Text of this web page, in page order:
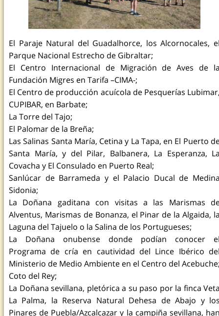
El Paraje Natural del Guadalhorce, los Alcornocales,
Parque Nacional Estrecho de Gibraltar;
El Centro Internacional de Migración de Aves de
Fundación Migres en Tarifa –CIMA-;
El Centro de producción acuícola de Pesquerías
CUPIBAR, en Barbate;
La Torre del Tajo;
El Palomar de la Breña;
Las Salinas Santa María, Cetina y La Tapa, en El Puerto
Santa María, y del Pilar, Balbanera, La Esperanza,
Covacha y El Consulado en Puerto Real;
Sanlúcar de Barrameda y el Palacio Ducal de
Sidonia;
La Doñana gaditana con visitas a las Marismas
Alventus, Marismas de Bonanza, el Pinar de la Algaida,
Laguna del Tajuelo o la Salina de los Portugueses;
La Doñana onubense donde podían conocer
Programa de cría en cautividad del Lince Ibérico
Ministerio de Medio Ambiente en el Centro del
Coto del Rey;
La Doñana sevillana, pletórica a su paso por la finca
La Palma, la Reserva Natural Dehesa de Abajo y
Pinares de Puebla/Azcalcazar y la campiña sevillana,